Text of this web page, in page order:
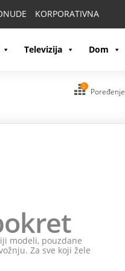
KORPORATIVNA
Televizija Dom
0
Poređenje
modeli, pouzdane
Za sve koji žele